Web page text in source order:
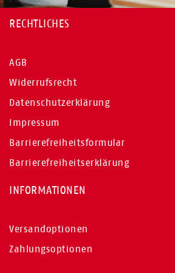
RECHTLICHES
AGB
Widerrufsrecht
Datenschutzerklärung
Impressum
Barrierefreiheitsformular
Barrierefreiheitserklärung
INFORMATIONEN
Versandoptionen
Zahlungsoptionen